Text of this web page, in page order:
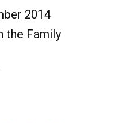
2014
the Family